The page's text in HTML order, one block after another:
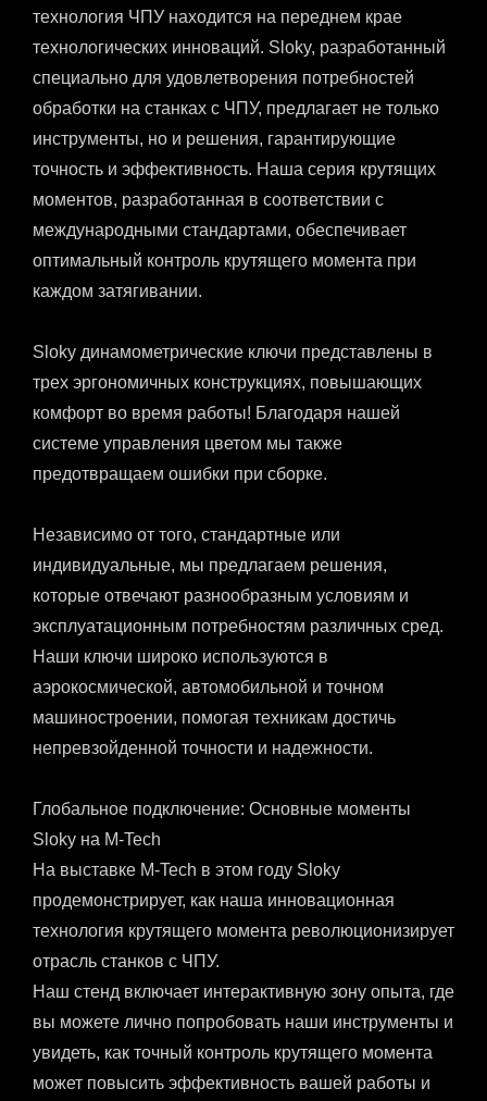
технология ЧПУ находится на переднем крае
технологических инноваций. Sloky, разработанный
специально для удовлетворения потребностей
обработки на станках с ЧПУ, предлагает не только
инструменты, но и решения, гарантирующие
точность и эффективность. Наша серия крутящих
моментов, разработанная в соответствии с
международными стандартами, обеспечивает
оптимальный контроль крутящего момента при
каждом затягивании.
Sloky динамометрические ключи представлены в
трех эргономичных конструкциях, повышающих
комфорт во время работы! Благодаря нашей
системе управления цветом мы также
предотвращаем ошибки при сборке.
Независимо от того, стандартные или
индивидуальные, мы предлагаем решения,
которые отвечают разнообразным условиям и
эксплуатационным потребностям различных сред.
Наши ключи широко используются в
аэрокосмической, автомобильной и точном
машиностроении, помогая техникам достичь
непревзойденной точности и надежности.
Глобальное подключение: Основные моменты
Sloky на M-Tech
На выставке M-Tech в этом году Sloky
продемонстрирует, как наша инновационная
технология крутящего момента революционизирует
отрасль станков с ЧПУ.
Наш стенд включает интерактивную зону опыта, где
вы можете лично попробовать наши инструменты и
увидеть, как точный контроль крутящего момента
может повысить эффективность вашей работы и